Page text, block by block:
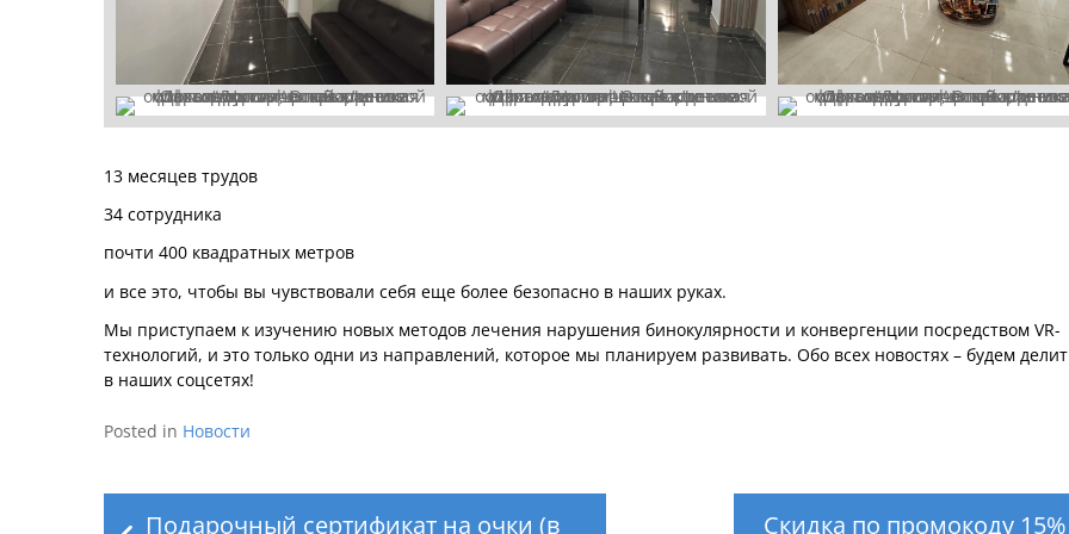
13 месяцев трудов
34 сотрудника
почти 400 квадратных метров
и все это, чтобы вы чувствовали себя еще более безопасно в наших руках.
Мы приступаем к изучению новых методов лечения нарушения бинокулярности и конвергенции посредством VR-
технологий, и это только одни из направлений, которое мы планируем развивать. Обо всех новостях – будем
в наших соцсетях!
Posted in Новости
Навигация
по Подарочный сертификат на очки (в Скидка по промокоду 15%